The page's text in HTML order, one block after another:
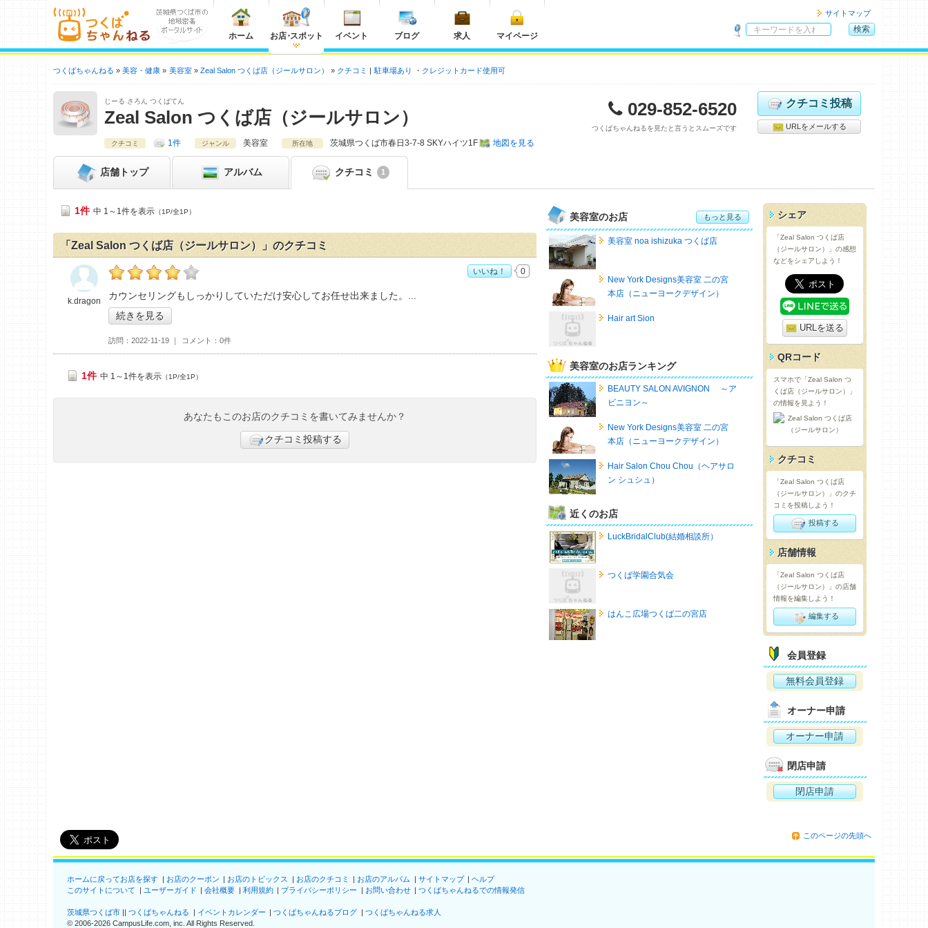
ホーム お店・スポット イベント ブログ 求人 マイページ
サイトマップ
内
索
検索
つくばちゃんねる 美容・健康 美容室 Zeal Salon つくば店（ジールサロン） クチコミ 駐車場あり クレジットカード使用可
じーる さろん つくばてん
Zeal Salon つくば店（ジールサロン） 029-852-6520
つくばちゃんねるを見たと言うとスムーズです
クチコミ投稿
URLをメールする
クチコミ 1件 ジャンル 美容室 所在地 茨城県つくば市春日3-7-8 SKYハイツ1F 地図を見る
店舗 トップ アルバム クチコミ 1
1件 中 1～1件を表示 （1P/全1P）
「Zeal Salon つくば店（ジールサロン）」のクチコミ
k.dragonの「Zeal Salon つくば店（ジールサロン）>」おすすめ度：
カウンセリングもしっかりしていただけ安心してお任せ出来ました。
続きを見る
訪問 2022-11-19 コメント 0件
k.dragon
いいね！ 0
1件 中 1～1件を表示 （1P/全1P）
あなたもこのお店のクチコミを書いてみませんか？
クチコミ投稿する
美容室のお店 もっと見る
美容室 noa ishizuka つくば店
New York Designs美容室 二の宮
本店（ニューヨークデザイン）
Hair art Sion
美容室のお店ランキング
BEAUTY SALON AVIGNON ～ア
ビニヨン～
New York Designs美容室 二の宮
本店（ニューヨークデザイン）
Hair Salon Chou Chou（ヘアサロ
ン シュシュ）
近くのお店
LuckBridalClub(結婚相談所）
つくば学園合気会
はんこ広場つくば二の宮店
シェア
「Zeal Salon つくば店
（ジールサロン）」の感想
などをシェアしよう！
URLを送る
QRコード
スマホで「Zeal Salon つ
くば店（ジールサロン）」
の情報を見よう！
クチコミ
「Zeal Salon つくば店
（ジールサロン）」のクチ
コミを投稿しよう！
投稿する
店舗情報
「Zeal Salon つくば店
（ジールサロン）」の店舗
情報を編集しよう！
編集する
会員登録
無料会員登録
オーナー申請
オーナー申請
閉店申請
閉店申請
このページの先頭へ
ホームに戻ってお店を探す お店のクーポン お店のトピックス お店のクチコミ お店のアルバム サイトマップ
ヘルプ
このサイトについて
ユーザーガイド 会社概要 利用規約 プライバシーポリシー お問い合わせ つくばちゃんねるでの情報発信
茨城県つくば市 つくばちゃんねる イベントカレンダー つくばちゃんねるブログ
つくばちゃんねる求人
© 2006-2026 CampusLife.com, inc. All Rights Reserved